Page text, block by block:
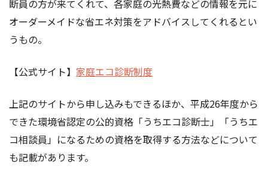
断員の方が来てくれて、各家庭の光熱費などの情報を元に
オーダーメイドな省エネ対策をアドバイスしてくれるとい
うもの。
【公式サイト】 家庭エコ診断制度
上記のサイトから申し込みもできるほか、平成26年度から
できた環境省認定の公的資格「うちエコ診断士」「うちエ
コ相談員」になるための資格を取得する方法などについて
も記載があります。